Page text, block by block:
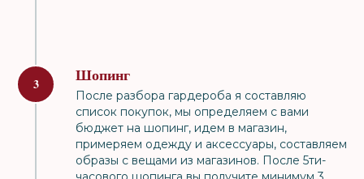
Шопинг
После разбора гардероба я составляю
список покупок, мы определяем с вами
бюджет на шопинг, идем в магазин,
примеряем одежду и аксессуары, составляем
образы с вещами из магазинов. После 5ти-